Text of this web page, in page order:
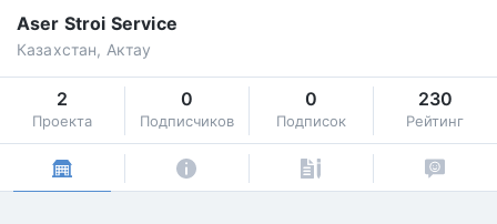
Aser Stroi Service
Казахстан, Актау
2
Проекта
0
Подписчиков
0
Подписок
230
Рейтинг